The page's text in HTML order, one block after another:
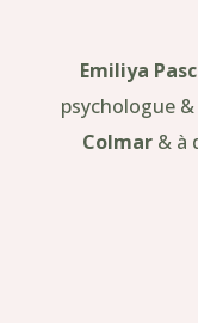
Emiliya
psychologue
Colmar & à